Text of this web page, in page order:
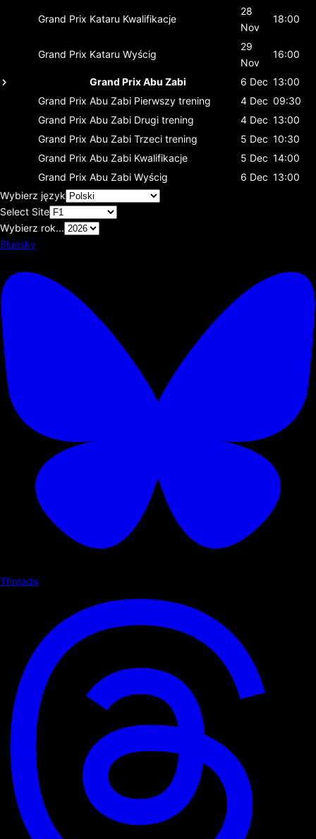
Grand Prix Kataru Kwalifikacje
28
Nov
18:00
Grand Prix Kataru Wyścig
29
Nov
16:00
Grand Prix Abu Zabi 6 Dec 13:00
Grand Prix Abu Zabi Pierwszy trening 4 Dec 09:30
Grand Prix Abu Zabi Drugi trening 4 Dec 13:00
Grand Prix Abu Zabi Trzeci trening 5 Dec 10:30
Grand Prix Abu Zabi Kwalifikacje 5 Dec 14:00
Grand Prix Abu Zabi Wyścig 6 Dec 13:00
Wybierz język
Select Site
Wybierz rok...
Bluesky
Threads